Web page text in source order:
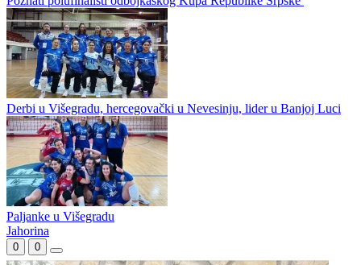
U Ljubinju i Gacku finale Kupa Republike Srpske
Gacko i Bimal Jedinstvo u finalu Kupa Republike Srpske
Poznati polufinalisti odbojkaškog Kupa Republike Srpske